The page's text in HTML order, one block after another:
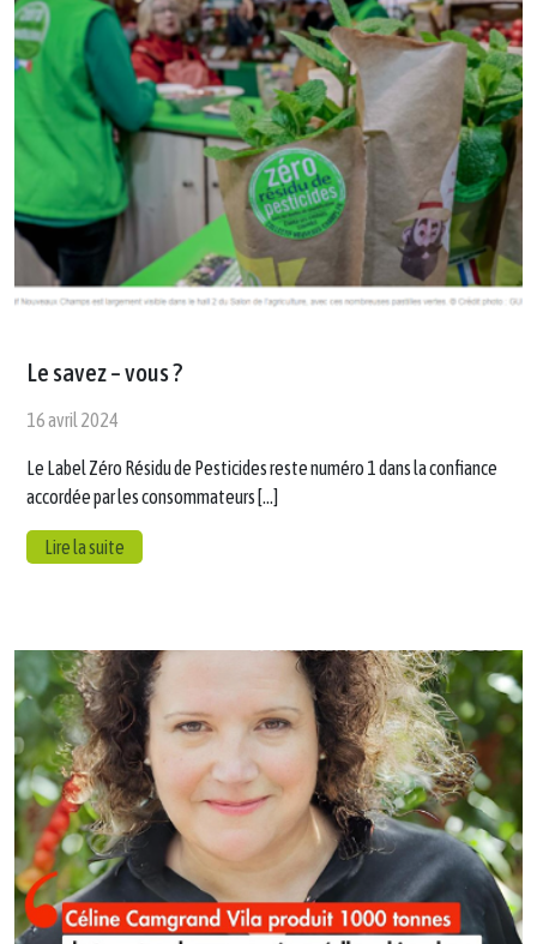
Le savez – vous ?
16 avril 2024
Le Label Zéro Résidu de Pesticides reste numéro 1 dans la confiance
accordée par les consommateurs […]
Lire la suite